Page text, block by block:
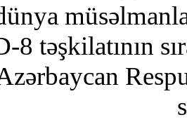
8 təşkilatının